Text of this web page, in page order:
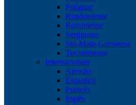
Potiguar
Rondoniense
Roraimense
Sergipano
Sul-Mato-Grossense
Tocantinense
Internacionais
Alemão
Espanhol
Francês
Inglês